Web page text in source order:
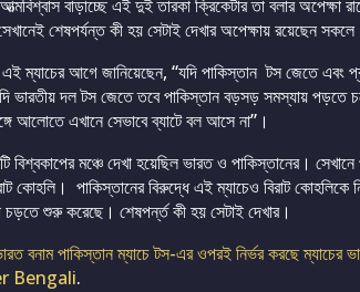
বাড়াচ্ছে এই দুই তারকা ক্রিকেটার তা বলার
শেষপর্যন্ত কী হয় সেটাই দেখার অপেক্ষায় রয়েছেন
ম্যাচের আগে জানিয়েছেন, “যদি পাকিস্তান টস জেতে এবং
ভারতীয় দল টস জেতে তবে পাকিস্তান বড়সড় সমস্যায় পড়তে
আলোতে এখানে সেভাবে ব্যাটে বল আসে না”।
বিশ্বকাপের মঞ্চে দেখা হয়েছিল ভারত ও পাকিস্তানের।
কোহলি। পাকিস্তানের বিরুদ্ধে এই ম্যাচেও বিরাট
চড়তে শুরু করেছে। শেষপর্ন্ত কী হয় সেটাই দেখার।
বনাম পাকিস্তান ম্যাচে টস-এর ওপরই নির্ভর করছে
Bengali.